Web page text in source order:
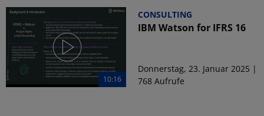
10:16
CONSULTING
IBM Watson for IFRS 16
Donnerstag, 23. Januar 2025 |
768 Aufrufe